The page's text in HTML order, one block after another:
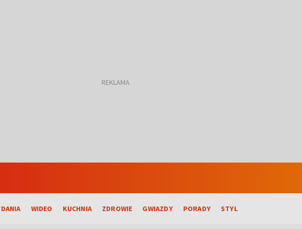
WIDEO KUCHNIA ZDROWIE GWIAZDY PORADY STYL